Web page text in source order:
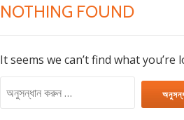
NOTHING FOUND
It seems we can’t find what